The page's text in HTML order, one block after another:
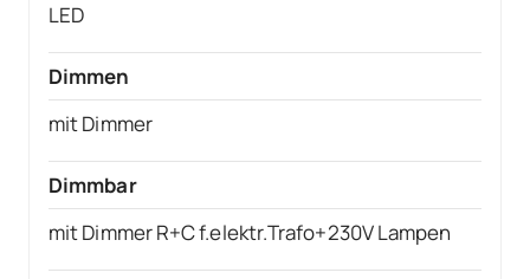
LED
Dimmen
mit Dimmer
Dimmbar
mit Dimmer R+C f.elektr.Trafo+230V Lampen